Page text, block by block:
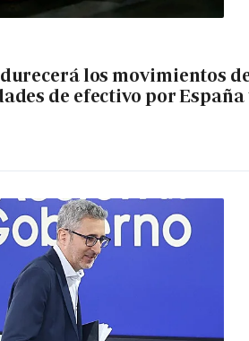
los movimientos
de efectivo por España